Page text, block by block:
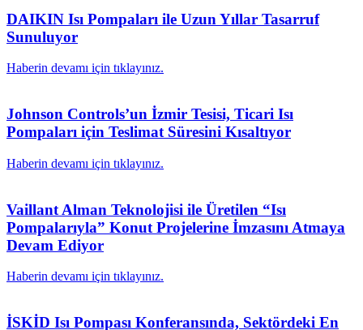
DAIKIN Isı Pompaları ile Uzun Yıllar Tasarruf
Sunuluyor
Haberin devamı için tıklayınız.
Johnson Controls’un İzmir Tesisi, Ticari Isı
Pompaları için Teslimat Süresini Kısaltıyor
Haberin devamı için tıklayınız.
Vaillant Alman Teknolojisi ile Üretilen “Isı
Pompalarıyla” Konut Projelerine İmzasını Atmaya
Devam Ediyor
Haberin devamı için tıklayınız.
İSKİD Isı Pompası Konferansında, Sektördeki En